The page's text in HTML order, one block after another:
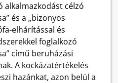
alkalmazkodást célzó
és a „bizonyos
elhárítással és
foglalkozó
című beruházási
A kockázatértékelés
hazánkat, azon belül a